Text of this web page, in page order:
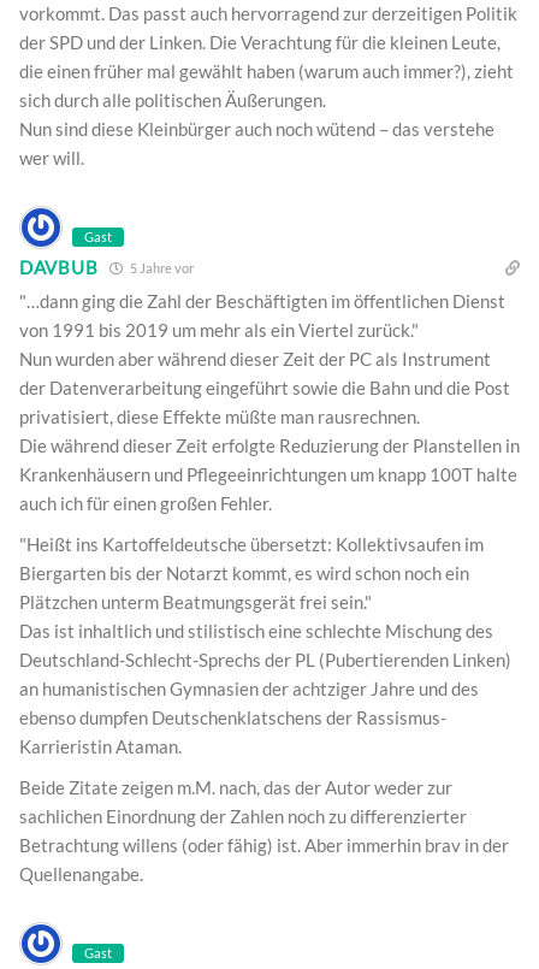
vorkommt. Das passt auch hervorragend zur derzeitigen Politik
der SPD und der Linken. Die Verachtung für die kleinen Leute,
die einen früher mal gewählt haben (warum auch immer?), zieht
sich durch alle politischen Äußerungen.
Nun sind diese Kleinbürger auch noch wütend – das verstehe
wer will.
Gast
DAVBUB 5 Jahre vor
"…dann ging die Zahl der Beschäftigten im öffentlichen Dienst
von 1991 bis 2019 um mehr als ein Viertel zurück."
Nun wurden aber während dieser Zeit der PC als Instrument
der Datenverarbeitung eingeführt sowie die Bahn und die Post
privatisiert, diese Effekte müßte man rausrechnen.
Die während dieser Zeit erfolgte Reduzierung der Planstellen in
Krankenhäusern und Pflegeeinrichtungen um knapp 100T halte
auch ich für einen großen Fehler.
"Heißt ins Kartoffeldeutsche übersetzt: Kollektivsaufen im
Biergarten bis der Notarzt kommt, es wird schon noch ein
Plätzchen unterm Beatmungsgerät frei sein."
Das ist inhaltlich und stilistisch eine schlechte Mischung des
Deutschland-Schlecht-Sprechs der PL (Pubertierenden Linken)
an humanistischen Gymnasien der achtziger Jahre und des
ebenso dumpfen Deutschenklatschens der Rassismus-
Karrieristin Ataman.
Beide Zitate zeigen m.M. nach, das der Autor weder zur
sachlichen Einordnung der Zahlen noch zu differenzierter
Betrachtung willens (oder fähig) ist. Aber immerhin brav in der
Quellenangabe.
Gast